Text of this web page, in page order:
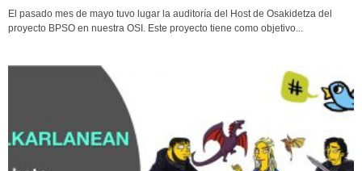
El pasado mes de mayo tuvo lugar la auditoría del Host de Osakidetza del
proyecto BPSO en nuestra OSI. Este proyecto tiene como objetivo...